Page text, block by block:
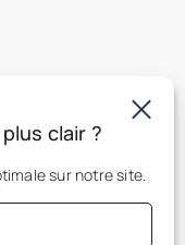
clair ?
sur notre site.